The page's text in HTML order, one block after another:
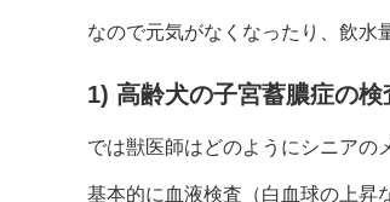
なので元気がなくなったり、飲水
1) 高齢犬の子宮蓄膿症の検
では獣医師はどのようにシニアの
基本的に血液検査（白血球の上昇